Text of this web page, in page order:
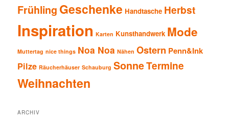
Frühling Geschenke Handtasche Herbst
Inspiration Karten Kunsthandwerk Mode
Muttertag nice things Noa Noa Nähen Ostern Penn&Ink
Pilze Räucherhäuser Schauburg SonneTermine
Weihnachten
ARCHIV